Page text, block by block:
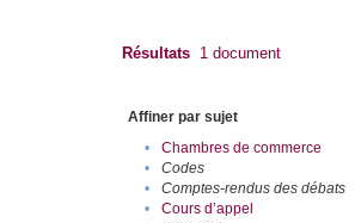
Résultats 1 document
Affiner par sujet
•
Chambres de commerce
•
Codes
•
Comptes-rendus des débats
•
Cours d’appel